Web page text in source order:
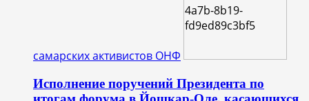
самарских активистов ОНФ
Исполнение поручений Президента по